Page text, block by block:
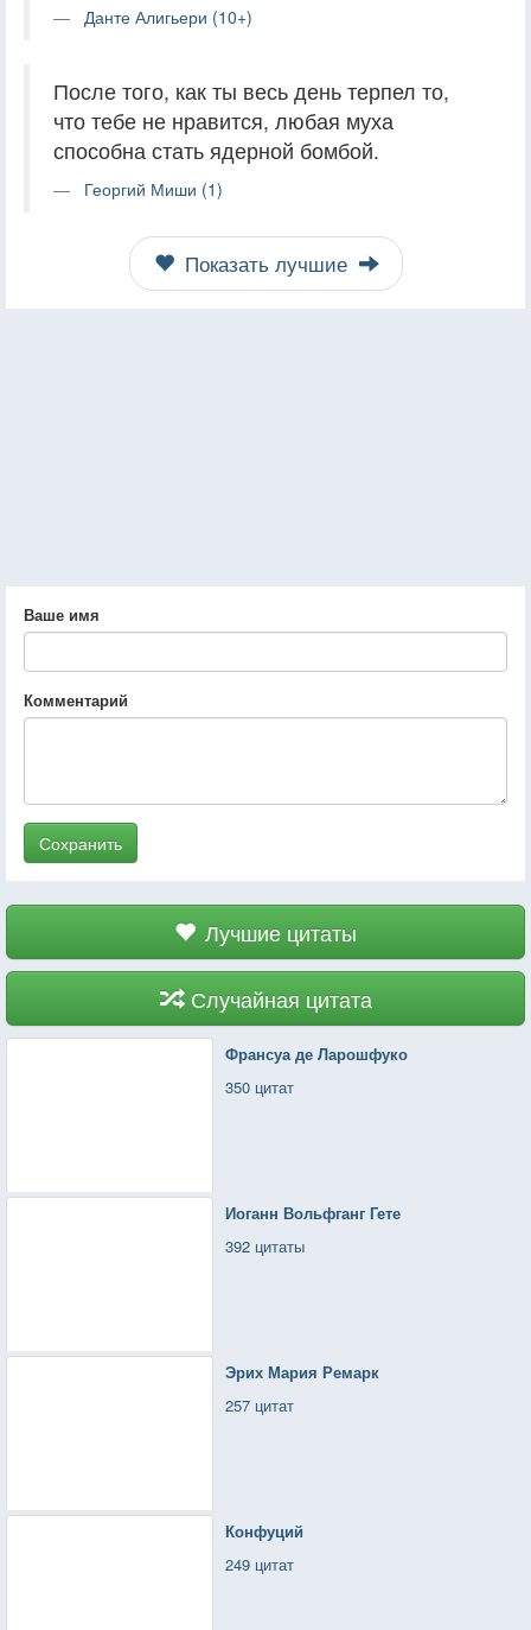
Данте Алигьери (10+)
После того, как ты весь день терпел то,
что тебе не нравится, любая муха
способна стать ядерной бомбой.
Георгий Миши (1)
Показать лучшие
Ваше имя
Комментарий
Сохранить
Лучшие цитаты
Случайная цитата
Франсуа де Ларошфуко
350 цитат
Иоганн Вольфганг Гете
392 цитаты
Эрих Мария Ремарк
257 цитат
Конфуций
249 цитат